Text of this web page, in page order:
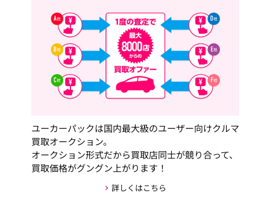
ユーカーパックは国内最大級のユーザー向けクルマ
買取オークション。
オークション形式だから買取店同士が競り合って、
買取価格がグングン上がります！
詳しくはこちら